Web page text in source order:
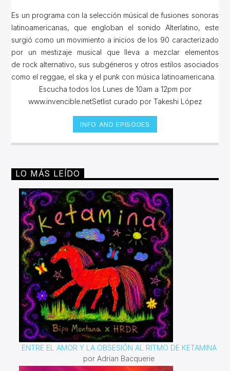
Es un programa con la selección músical de fusiones sonoras
latinoamericanas, que engloban el sonido Alterlatino, este
surgió como un movimiento a inicios de los 90 caracterizado
por un mestizaje musical que lleva a mezclar elementos
de rock alternativo, sus subgéneros y otros estilos asociados
como el reggae, el ska y el punk con música latinoamericana.
Escucha todos los Lunes de 10am a 12pm por
www.invencible.netSetlist curado por Takeshi López
INFO AND EPISODES
LO MÁS LEÍDO
ENTRE EL AMOR Y LA OBSESIÓN AL RITMO DE KETAMINA
por Adrian Bacquerie